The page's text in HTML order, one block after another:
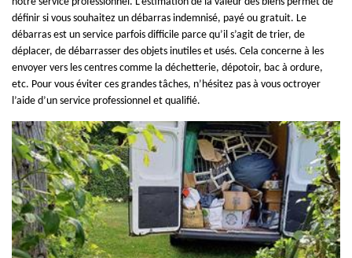
définir si vous souhaitez un débarras indemnisé, payé ou gratuit. Le
débarras est un service parfois difficile parce qu’il s’agit de trier, de
déplacer, de débarrasser des objets inutiles et usés. Cela concerne à les
envoyer vers les centres comme la déchetterie, dépotoir, bac à ordure,
etc. Pour vous éviter ces grandes tâches, n’hésitez pas à vous octroyer
l’aide d’un service professionnel et qualifié.